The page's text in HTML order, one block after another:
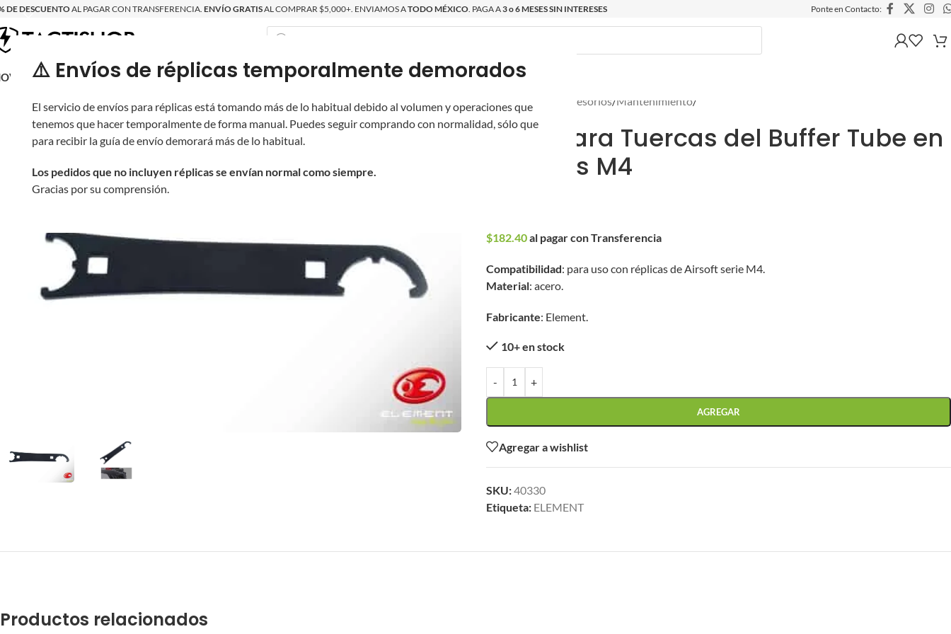
⚠️ Envíos de réplicas temporalmente demorados
El servicio de envíos para réplicas está tomando más de lo habitual debido al volumen y operaciones que
tenemos que hacer temporalmente de forma manual. Puedes seguir comprando con normalidad, sólo que
para recibir la guía de envío demorará más de lo habitual.
Los pedidos que no incluyen réplicas se envían normal como siempre.
Gracias por su comprensión.
DE DESCUENTOAL PAGAR CON TRANSFERENCIA. ENVÍO GRATISAL COMPRAR $5,000+. ENVIAMOS ATODO MÉXICO . PAGA A3 o 6 MESES SIN INTERESES Ponte en Contacto:
RÉPLICASPARTES Y ACCESORIOSEQUIPOPRODUCTOS NUEVOSPROMOCIONES
Inicio Partes y Accesorios/Mantenimiento/
Llave para Tuercas del Buffer Tube en
Réplicas M4
$182.40al pagar con Transferencia
Compatibilidad: para uso con réplicas de Airsoft serie M4.
Material: acero.
Fabricante: Element.
10+ en stock
- +
AGREGAR
Agregar a wishlist
SKU:40330
Etiqueta: ELEMENT
Productos relacionados